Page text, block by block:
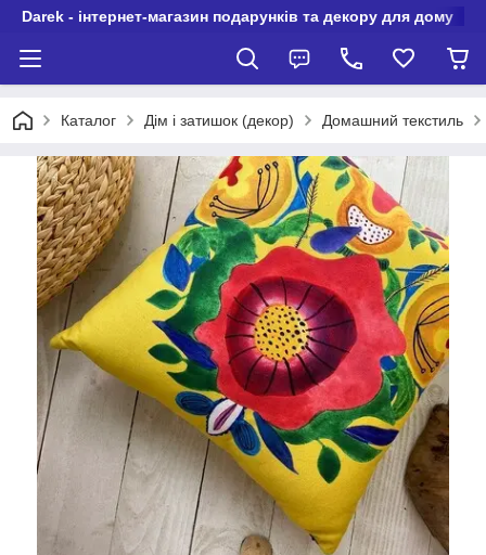
Darek - інтернет-магазин подарунків та декору для дому
Каталог Дім і затишок (декор) Домашний текстиль